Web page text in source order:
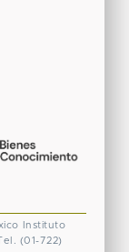
Instituto
(01-722)